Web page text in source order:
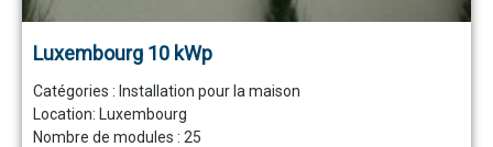
Luxembourg 10 kWp
Catégories : Installation pour la maison
Location: Luxembourg
Nombre de modules : 25